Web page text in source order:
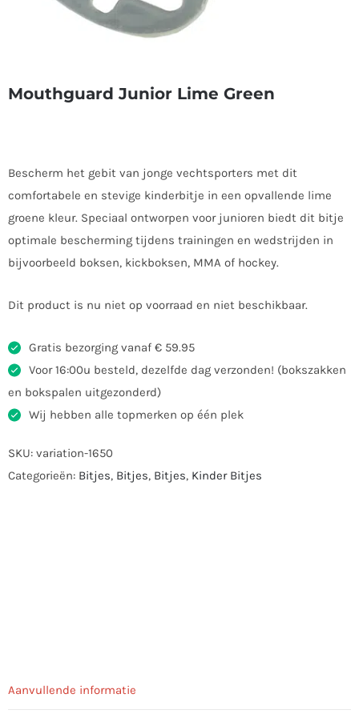
Mouthguard Junior Lime Green
Bescherm het gebit van jonge vechtsporters met dit
comfortabele en stevige kinderbitje in een opvallende lime
groene kleur. Speciaal ontworpen voor junioren biedt dit bitje
optimale bescherming tijdens trainingen en wedstrijden in
bijvoorbeeld boksen, kickboksen, MMA of hockey.
Dit product is nu niet op voorraad en niet beschikbaar.
Gratis bezorging vanaf € 59.95
Voor 16:00u besteld, dezelfde dag verzonden! (bokszakken
en bokspalen uitgezonderd)
Wij hebben alle topmerken op één plek
SKU: variation-1650
Categorieën: Bitjes, Bitjes, Bitjes, Kinder Bitjes
Aanvullende informatie